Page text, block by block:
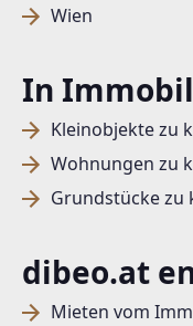
Wien
In
Kleinobjekte zu
Wohnungen zu
Grundstücke zu
dibeo.at
Mieten vom